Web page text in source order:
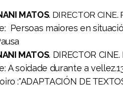
MATOS. DIRECTOR
Persoas maiores en
MATOS. DIRECTOR
A soidade durante a
:"ADAPTACIÓN DE
de Xénero e Muller
IN.XURGA Violencia de
2022